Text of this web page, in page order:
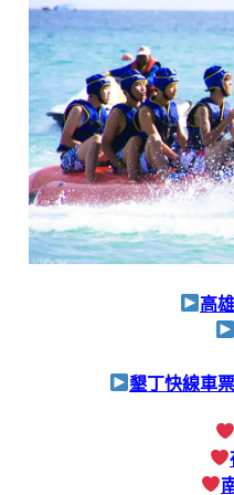
高
墾丁快線車